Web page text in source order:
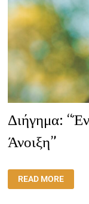
Διήγημα:
Άνοιξη”
ΔΙΉΓΗΜΑ:
“ΈΝΑ
ΜΩΡΌ
READ MORE